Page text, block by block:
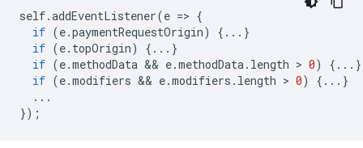
self.addEventListener(e => {
if (e.paymentRequestOrigin)
{...}
if (e. topOrigin)
{...}
if (e.methodData && e.methodData. length > 0)
{...}
if (e.modifiers && e.modifiers . length > 0)
{...}
...
});